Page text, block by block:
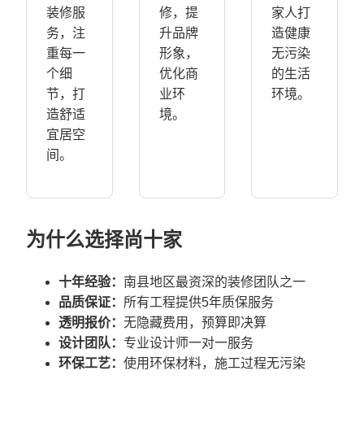
装修服
务，注
重每一
个细
节，打
造舒适
宜居空
间。
修，提
升品牌
形象，
优化商
业环
境。
家人打
造健康
无污染
的生活
环境。
为什么选择尚十家
十年经验： 南县地区最资深的装修团队之一
品质保证： 所有工程提供5年质保服务
透明报价： 无隐藏费用，预算即决算
设计团队： 专业设计师一对一服务
环保工艺： 使用环保材料，施工过程无污染